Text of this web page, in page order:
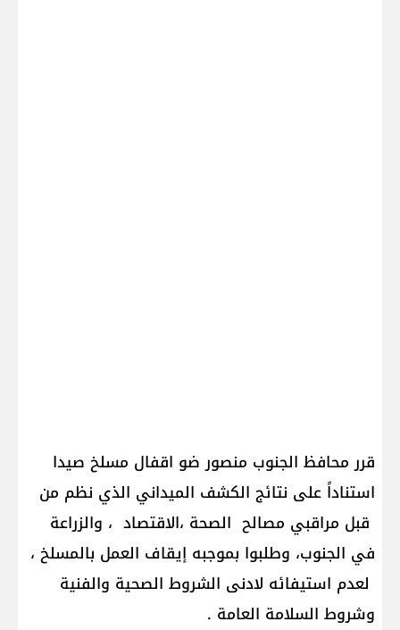
قرر محافظ الجنوب منصور ضو اقفال مسلخ صيدا
استناداً على نتائج الكشف الميداني الذي نظم من
قبل مراقبي مصالح الصحة ،الاقتصاد ، والزراعة
في الجنوب، وطلبوا بموجبه إيقاف العمل بالمسلخ ،
لعدم استيفائه لادنى الشروط الصحية والفنية
وشروط السلامة العامة .